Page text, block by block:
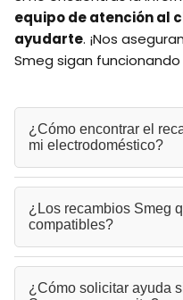
equipo de atención al
ayudarte. ¡Nos
Smeg sigan
¿Cómo encontrar el
mi electrodoméstico?
etiqueta de
encontrarás el modelo y
contacta con nuestro
¿Los recambios Smeg
compatibles?
alternativas compatibles
¿Cómo solicitar ayuda